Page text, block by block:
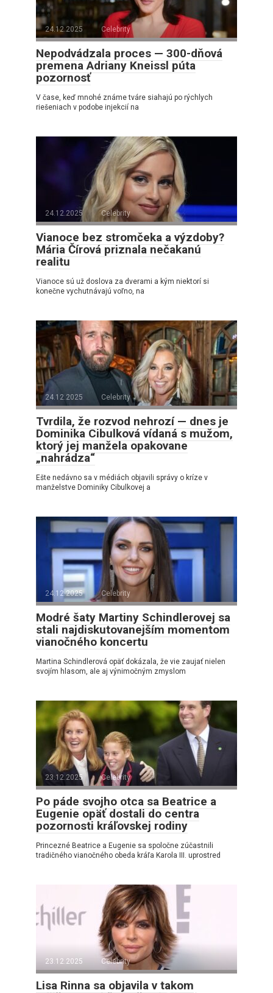
24.12.2025 Celebrity
Nepodvádzala proces — 300-dňová
premena Adriany Kneissl púta
pozornosť
V čase, keď mnohé známe tváre siahajú po rýchlych
riešeniach v podobe injekcií na
24.12.2025 Celebrity
Vianoce bez stromčeka a výzdoby?
Mária Čírová priznala nečakanú
realitu
Vianoce sú už doslova za dverami a kým niektorí si
konečne vychutnávajú voľno, na
24.12.2025 Celebrity
Tvrdila, že rozvod nehrozí — dnes je
Dominika Cibulková vídaná s mužom,
ktorý jej manžela opakovane
„nahrádza“
Ešte nedávno sa v médiách objavili správy o kríze v
manželstve Dominiky Cibulkovej a
24.12.2025 Celebrity
Modré šaty Martiny Schindlerovej sa
stali najdiskutovanejším momentom
vianočného koncertu
Martina Schindlerová opäť dokázala, že vie zaujať nielen
svojím hlasom, ale aj výnimočným zmyslom
23.12.2025 Celebrity
Po páde svojho otca sa Beatrice a
Eugenie opäť dostali do centra
pozornosti kráľovskej rodiny
Princezné Beatrice a Eugenie sa spoločne zúčastnili
tradičného vianočného obeda kráľa Karola III. uprostred
23.12.2025 Celebrity
Lisa Rinna sa objavila v takom